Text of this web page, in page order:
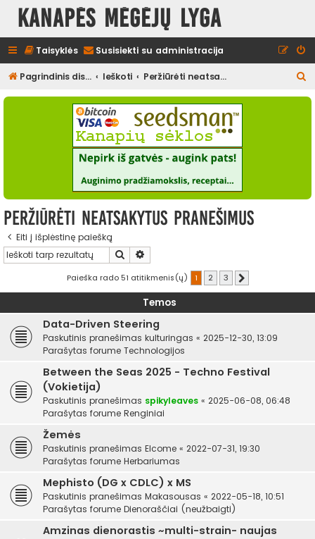
Kanapės mėgėjų lyga
Taisyklės Susisiekti su administracija
Pagrindinis diskusijų puslapis Ieškoti Peržiūrėti neatsakytus pranešimus
e
Peržiūrėti neatsakytus pranešimus
Eiti į išplėstinę paiešką
Ieškoti
Paieška rado 51 atitikmenis(ų) 1 2 3
Temos
Data-Driven Steering
Paskutinis pranešimas kulturingas « 2025-12-30, 13:09
Parašytas forume Technologijos
Between the Seas 2025 - Techno Festival
(Vokietija)
Paskutinis pranešimas spikyleaves « 2025-06-08, 06:48
Parašytas forume Renginiai
Žemės
Paskutinis pranešimas Elcome « 2022-07-31, 19:30
Parašytas forume Herbariumas
Mephisto (DG x CDLC) x MS
Paskutinis pranešimas Makasousas « 2022-05-18, 10:51
Parašytas forume Dienoraščiai (neužbaigti)
Amzinas dienorastis ~multi-strain- naujas